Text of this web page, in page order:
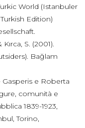
World (Istanbuler
Edition)
S. (2001).
Bağlam
Gasperis e Roberta
comunità e
1839-1923,
Torino,